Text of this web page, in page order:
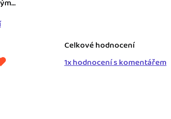
Výkazy pro úřady
Užívejte, že máte podklady pro finanční
Propojení na další systémy
Celkové hodnocení
1x hodnocení s komentářem